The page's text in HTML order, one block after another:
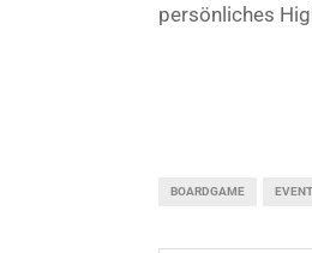
persönliches
BOARDGAME EVENT